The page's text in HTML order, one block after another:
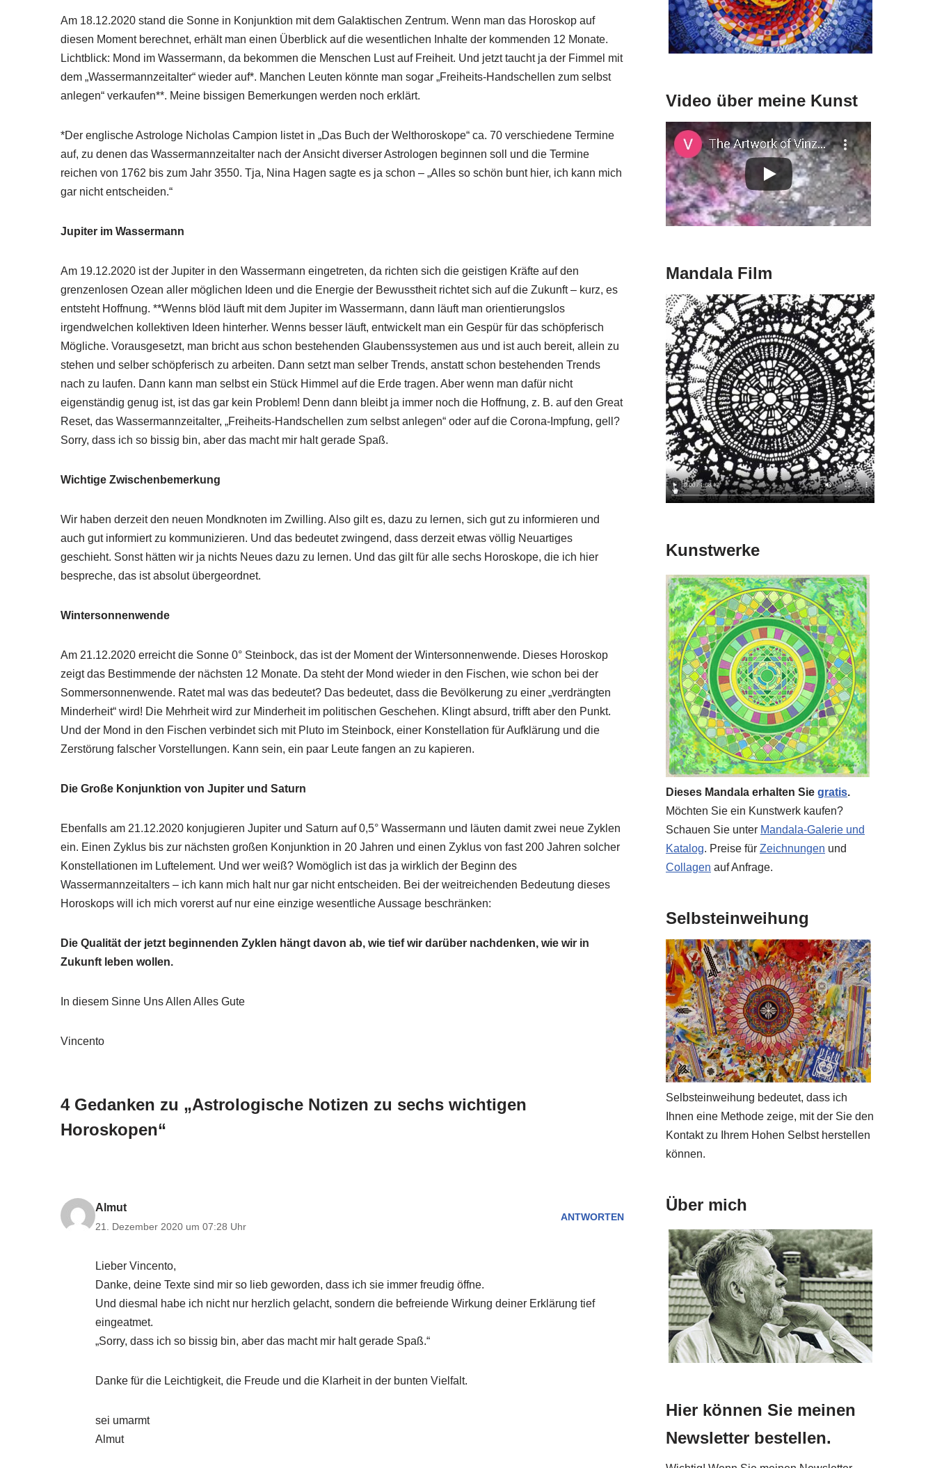
Am 18.12.2020 stand die Sonne in Konjunktion mit dem Galaktischen Zentrum. Wenn man das Horoskop auf
diesen Moment berechnet, erhält man einen Überblick auf die wesentlichen Inhalte der kommenden 12 Monate.
Lichtblick: Mond im Wassermann, da bekommen die Menschen Lust auf Freiheit. Und jetzt taucht ja der Fimmel mit
dem „Wassermannzeitalter“ wieder auf*. Manchen Leuten könnte man sogar „Freiheits-Handschellen zum selbst
anlegen“ verkaufen**. Meine bissigen Bemerkungen werden noch erklärt.
*Der englische Astrologe Nicholas Campion listet in „Das Buch der Welthoroskope“ ca. 70 verschiedene Termine
auf, zu denen das Wassermannzeitalter nach der Ansicht diverser Astrologen beginnen soll und die Termine
reichen von 1762 bis zum Jahr 3550. Tja, Nina Hagen sagte es ja schon – „Alles so schön bunt hier, ich kann mich
gar nicht entscheiden.“
Jupiter im Wassermann
Am 19.12.2020 ist der Jupiter in den Wassermann eingetreten, da richten sich die geistigen Kräfte auf den
grenzenlosen Ozean aller möglichen Ideen und die Energie der Bewusstheit richtet sich auf die Zukunft – kurz, es
entsteht Hoffnung. **Wenns blöd läuft mit dem Jupiter im Wassermann, dann läuft man orientierungslos
irgendwelchen kollektiven Ideen hinterher. Wenns besser läuft, entwickelt man ein Gespür für das schöpferisch
Mögliche. Vorausgesetzt, man bricht aus schon bestehenden Glaubenssystemen aus und ist auch bereit, allein zu
stehen und selber schöpferisch zu arbeiten. Dann setzt man selber Trends, anstatt schon bestehenden Trends
nach zu laufen. Dann kann man selbst ein Stück Himmel auf die Erde tragen. Aber wenn man dafür nicht
eigenständig genug ist, ist das gar kein Problem! Denn dann bleibt ja immer noch die Hoffnung, z. B. auf den Great
Reset, das Wassermannzeitalter, „Freiheits-Handschellen zum selbst anlegen“ oder auf die Corona-Impfung, gell?
Sorry, dass ich so bissig bin, aber das macht mir halt gerade Spaß.
Wichtige Zwischenbemerkung
Wir haben derzeit den neuen Mondknoten im Zwilling. Also gilt es, dazu zu lernen, sich gut zu informieren und
auch gut informiert zu kommunizieren. Und das bedeutet zwingend, dass derzeit etwas völlig Neuartiges
geschieht. Sonst hätten wir ja nichts Neues dazu zu lernen. Und das gilt für alle sechs Horoskope, die ich hier
bespreche, das ist absolut übergeordnet.
Wintersonnenwende
Am 21.12.2020 erreicht die Sonne 0° Steinbock, das ist der Moment der Wintersonnenwende. Dieses Horoskop
zeigt das Bestimmende der nächsten 12 Monate. Da steht der Mond wieder in den Fischen, wie schon bei der
Sommersonnenwende. Ratet mal was das bedeutet? Das bedeutet, dass die Bevölkerung zu einer „verdrängten
Minderheit“ wird! Die Mehrheit wird zur Minderheit im politischen Geschehen. Klingt absurd, trifft aber den Punkt.
Und der Mond in den Fischen verbindet sich mit Pluto im Steinbock, einer Konstellation für Aufklärung und die
Zerstörung falscher Vorstellungen. Kann sein, ein paar Leute fangen an zu kapieren.
Die Große Konjunktion von Jupiter und Saturn
Ebenfalls am 21.12.2020 konjugieren Jupiter und Saturn auf 0,5° Wassermann und läuten damit zwei neue Zyklen
ein. Einen Zyklus bis zur nächsten großen Konjunktion in 20 Jahren und einen Zyklus von fast 200 Jahren solcher
Konstellationen im Luftelement. Und wer weiß? Womöglich ist das ja wirklich der Beginn des
Wassermannzeitalters – ich kann mich halt nur gar nicht entscheiden. Bei der weitreichenden Bedeutung dieses
Horoskops will ich mich vorerst auf nur eine einzige wesentliche Aussage beschränken:
Die Qualität der jetzt beginnenden Zyklen hängt davon ab, wie tief wir darüber nachdenken, wie wir in
Zukunft leben wollen.
In diesem Sinne Uns Allen Alles Gute
Vincento
4 Gedanken zu „Astrologische Notizen zu sechs wichtigen
Horoskopen“
Almut
21. Dezember 2020 um 07:28 Uhr
ANTWORTEN
Lieber Vincento,
Danke, deine Texte sind mir so lieb geworden, dass ich sie immer freudig öffne.
Und diesmal habe ich nicht nur herzlich gelacht, sondern die befreiende Wirkung deiner Erklärung tief
eingeatmet.
„Sorry, dass ich so bissig bin, aber das macht mir halt gerade Spaß.“
Danke für die Leichtigkeit, die Freude und die Klarheit in der bunten Vielfalt.
sei umarmt
Almut
Video über meine Kunst
Mandala Film
Kunstwerke
Dieses Mandala erhalten Sie gratis.
Möchten Sie ein Kunstwerk kaufen?
Schauen Sie unter Mandala-Galerie und
Katalog. Preise für Zeichnungen und
Collagen auf Anfrage.
Selbsteinweihung
Selbsteinweihung bedeutet, dass ich
Ihnen eine Methode zeige, mit der Sie den
Kontakt zu Ihrem Hohen Selbst herstellen
können.
Über mich
Hier können Sie meinen
Newsletter bestellen.